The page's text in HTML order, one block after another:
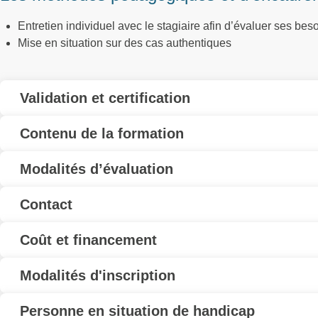
Entretien individuel avec le stagiaire afin d’évaluer ses
Mise en situation sur des cas authentiques
Validation et certification
Contenu de la formation
Modalités d’évaluation
Contact
Coût et financement
Modalités d'inscription
Personne en situation de handicap